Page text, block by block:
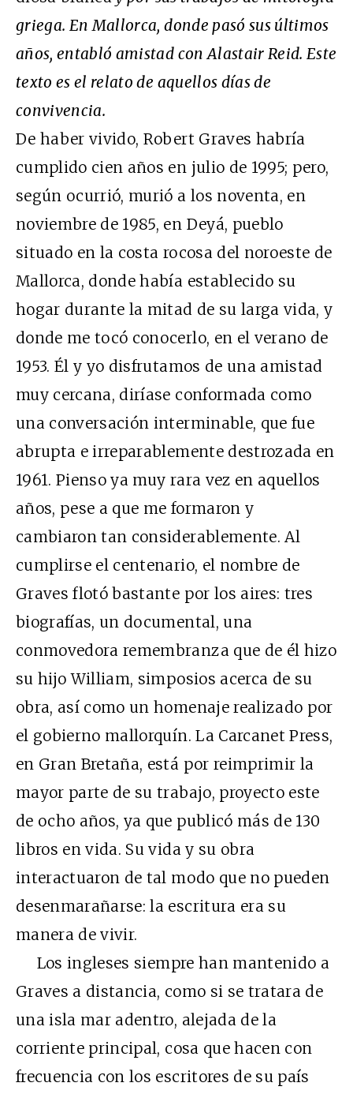
griega. En Mallorca, donde pasó sus últimos
años, entabló amistad con Alastair Reid. Este
texto es el relato de aquellos días de
convivencia.
De haber vivido, Robert Graves habría
cumplido cien años en julio de 1995; pero,
según ocurrió, murió a los noventa, en
noviembre de 1985, en Deyá, pueblo
situado en la costa rocosa del noroeste de
Mallorca, donde había establecido su
hogar durante la mitad de su larga vida, y
donde me tocó conocerlo, en el verano de
1953. Él y yo disfrutamos de una amistad
muy cercana, diríase conformada como
una conversación interminable, que fue
abrupta e irreparablemente destrozada en
1961. Pienso ya muy rara vez en aquellos
años, pese a que me formaron y
cambiaron tan considerablemente. Al
cumplirse el centenario, el nombre de
Graves flotó bastante por los aires: tres
biografías, un documental, una
conmovedora remembranza que de él hizo
su hijo William, simposios acerca de su
obra, así como un homenaje realizado por
el gobierno mallorquín. La Carcanet Press,
en Gran Bretaña, está por reimprimir la
mayor parte de su trabajo, proyecto este
de ocho años, ya que publicó más de 130
libros en vida. Su vida y su obra
interactuaron de tal modo que no pueden
desenmarañarse: la escritura era su
manera de vivir.
Los ingleses siempre han mantenido a
Graves a distancia, como si se tratara de
una isla mar adentro, alejada de la
corriente principal, cosa que hacen con
frecuencia con los escritores de su país